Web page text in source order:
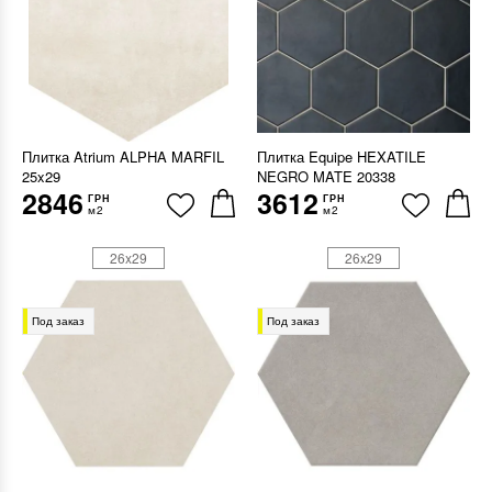
Плитка Atrium ALPHA MARFIL
25x29
2846 ГРН
м2
Плитка Equipe HEXATILE
NEGRO MATE 20338
3612 ГРН
м2
Под заказ
26x29
Под заказ
26x29